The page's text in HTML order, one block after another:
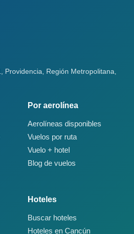
Providencia, Región Metropolitana,
Por aerolínea
Aerolíneas disponibles
Vuelos por ruta
Vuelo + hotel
Blog de vuelos
Hoteles
Buscar hoteles
Hoteles en Cancún